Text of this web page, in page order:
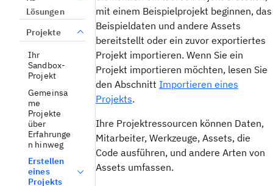
Lösungen
Projekte
Ihr
Sandbox-
Projekt
Gemeinsa
me
Projekte
über
Erfahrunge
n hinweg
Erstellen
eines
Projekts
mit einem Beispielprojekt beginnen, das
Beispieldaten und andere Assets
bereitstellt oder ein zuvor exportiertes
Projekt importieren. Wenn Sie ein
Projekt importieren möchten, lesen Sie
den Abschnitt Importieren eines
Projekts.
Ihre Projektressourcen können Daten,
Mitarbeiter, Werkzeuge, Assets, die
Code ausführen, und andere Arten von
Assets umfassen.